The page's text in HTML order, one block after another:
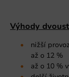
Výhody
nižší
až o 12 %
až o 10 %